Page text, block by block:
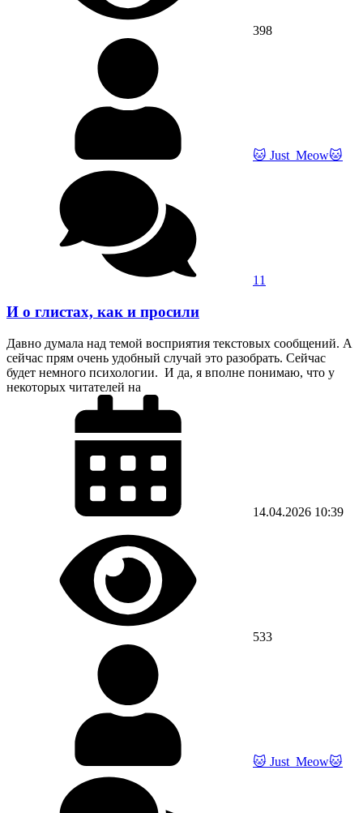
398
🐱 Just_Meow🐱
11
И о глистах, как и просили
Давно думала над темой восприятия текстовых сообщений. А
сейчас прям очень удобный случай это разобрать. Сейчас
будет немного психологии. И да, я вполне понимаю, что у
некоторых читателей на
14.04.2026 10:39
533
🐱 Just_Meow🐱